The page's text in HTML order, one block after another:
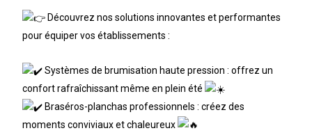
Découvrez nos solutions innovantes et performantes
pour équiper vos établissements :
Systèmes de brumisation haute pression : offrez un
confort rafraîchissant même en plein été
Braséros-planchas professionnels : créez des
moments conviviaux et chaleureux